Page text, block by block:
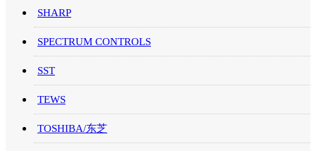
SHARP
SPECTRUM CONTROLS
SST
TEWS
TOSHIBA/东芝